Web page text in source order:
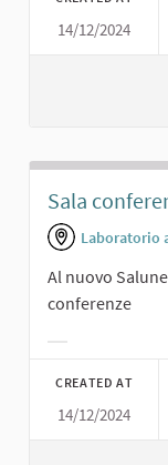
14/12/2024
Sala
Laboratorio
Al nuovo
conferenze
CREATED AT
14/12/2024